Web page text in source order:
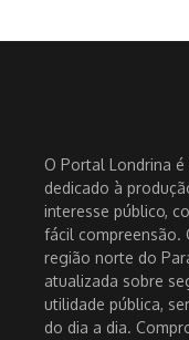
O Portal Londrina
dedicado à
interesse público,
fácil compreensão.
região norte do
atualizada sobre
utilidade pública,
do dia a dia.